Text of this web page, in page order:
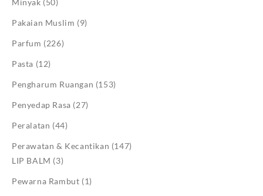
Minyak (50)
Pakaian Muslim (9)
Parfum (226)
Pasta (12)
Pengharum Ruangan (153)
Penyedap Rasa (27)
Peralatan (44)
Perawatan & Kecantikan (147)
LIP BALM (3)
Pewarna Rambut (1)